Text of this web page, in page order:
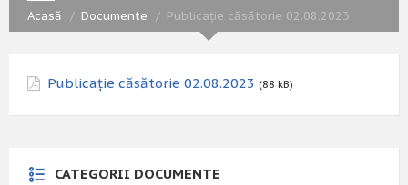
Acasă Documente Publicație căsătorie 02.08.2023
Publicație căsătorie 02.08.2023 (88 kB)
CATEGORII DOCUMENTE